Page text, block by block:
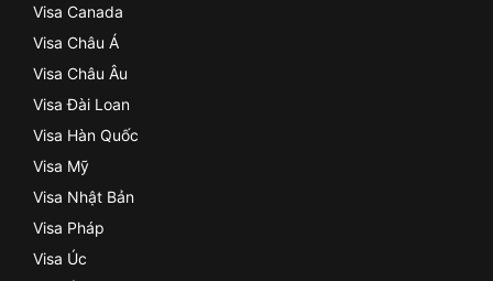
Visa Canada
Visa Châu Á
Visa Châu Âu
Visa Đài Loan
Visa Hàn Quốc
Visa Mỹ
Visa Nhật Bản
Visa Pháp
Visa Úc